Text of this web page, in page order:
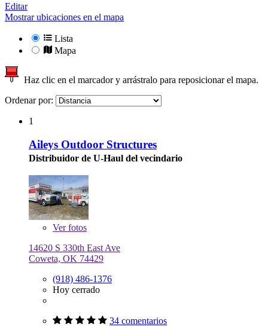
Editar
Mostrar ubicaciones en el mapa
Lista
Mapa
Haz clic en el marcador y arrástralo para reposicionar el mapa.
Ordenar por:
1
Aileys Outdoor Structures
Distribuidor de U-Haul del vecindario
Verfotos
14620 S 330th East Ave
Coweta, OK 74429
(918) 486-1376
Hoy cerrado
34 comentarios